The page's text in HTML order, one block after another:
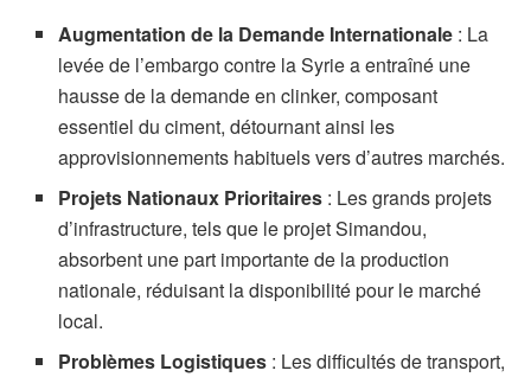
Augmentation de la Demande Internationale : La
levée de l’embargo contre la Syrie a entraîné une
hausse de la demande en clinker, composant
essentiel du ciment, détournant ainsi les
approvisionnements habituels vers d’autres marchés.
Projets Nationaux Prioritaires : Les grands projets
d’infrastructure, tels que le projet Simandou,
absorbent une part importante de la production
nationale, réduisant la disponibilité pour le marché
local.
Problèmes Logistiques : Les difficultés de transport,